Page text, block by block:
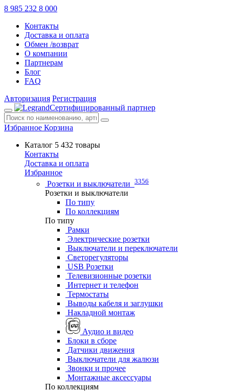
8 985 232 8 000
Контакты
Доставка и оплата
Обмен /возврат
О компании
Партнерам
Блог
FAQ
Авторизация Регистрация
Сертифицированный партнер
Избранное Корзина
Каталог 5 432 товары
Контакты
Доставка и оплата
Избранное
Розетки и выключатели 3356
Розетки и выключатели
По типу
По коллекциям
По типу
Рамки
Электрические розетки
Выключатели и переключатели
Светорегуляторы
USB Розетки
Телевизионные розетки
Интернет и телефон
Термостаты
Выводы кабеля и заглушки
Накладной монтаж
Аудио и видео
Блоки в сборе
Датчики движения
Выключатели для жалюзи
Звонки и прочее
Монтажные аксессуары
По коллекциям